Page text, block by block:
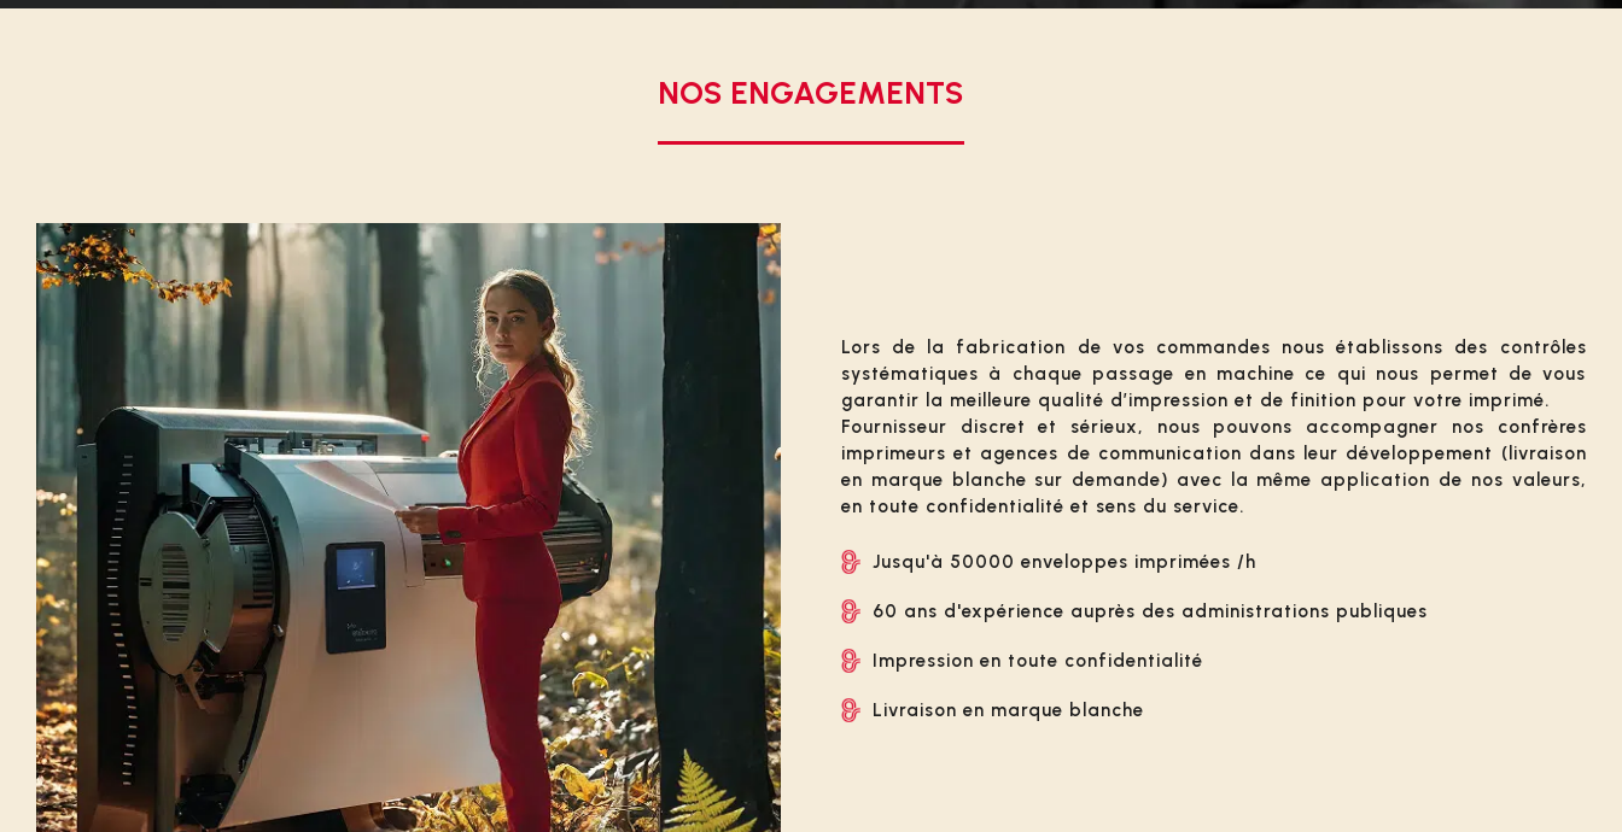
NOS ENGAGEMENTS
Lors de la fabrication de vos commandes nous établissons des contrôles
systématiques à chaque passage en machine ce qui nous permet de vous
garantir la meilleure qualité d’impression et de finition pour votre imprimé.
Fournisseur discret et sérieux, nous pouvons accompagner nos confrères
imprimeurs et agences de communication dans leur développement (livraison
en marque blanche sur demande) avec la même application de nos valeurs,
en toute confidentialité et sens du service.
Jusqu'à 50000 enveloppes imprimées /h
60 ans d'expérience auprès des administrations publiques
Impression en toute confidentialité
Livraison en marque blanche